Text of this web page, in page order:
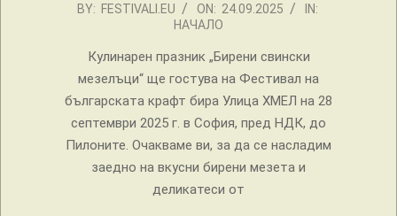
2025-BY: FESTIVALI.EU ON: 24.09.2025
IN:
НАЧАЛО
Кулинарен празник „Бирени свински
мезелъци“ ще гостува на Фестивал на
българската крафт бира Улица ХМЕЛ на 28
септември 2025 г. в София, пред НДК, до
Пилоните. Очакваме ви, за да се насладим
заедно на вкусни бирени мезета и
деликатеси от